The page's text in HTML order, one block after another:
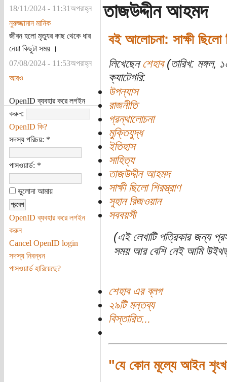
18/11/2024 - 11:31অপরাহ্ন
নুরুজ্জামান মানিক
জীবন হলো মৃত্যুর কাছ থেকে ধার
নেয়া কিছুটা সময় ।
07/08/2024 - 11:53অপরাহ্ন
আরও
OpenID ব্যবহার করে লগইন
করুন:
OpenID কি?
সদস্য পরিচয়: *
পাসওয়ার্ড: *
ভুলোনা আমায়
OpenID ব্যবহার করে লগইন
করুন
Cancel OpenID login
সদস্য নিবন্ধন
পাসওয়ার্ড হারিয়েছে?
তাজউদ্দীন আহমদ
বই আলোচনা: সাক্ষী ছিলো
লিখেছেন শেহাব(তারিখ: মঙ্গল,
ক্যাটেগরি:
উপন্যাস
রাজনীতি
গ্রন্থালোচনা
মুক্তিযুদ্ধ
ইতিহাস
সাহিত্য
তাজউদ্দীন আহমদ
সাক্ষী ছিলো শিরস্ত্রাণ
সুহান রিজওয়ান
সববয়সী
(এই লেখাটি পত্রিকার জন্য
সময় আর বেশি নেই আমি
শেহাব এর ব্লগ
২৯টি মন্তব্য
বিস্তারিত...
"যে কোন মূল্যে আইন